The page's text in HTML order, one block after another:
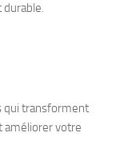
qui transforment
améliorer votre